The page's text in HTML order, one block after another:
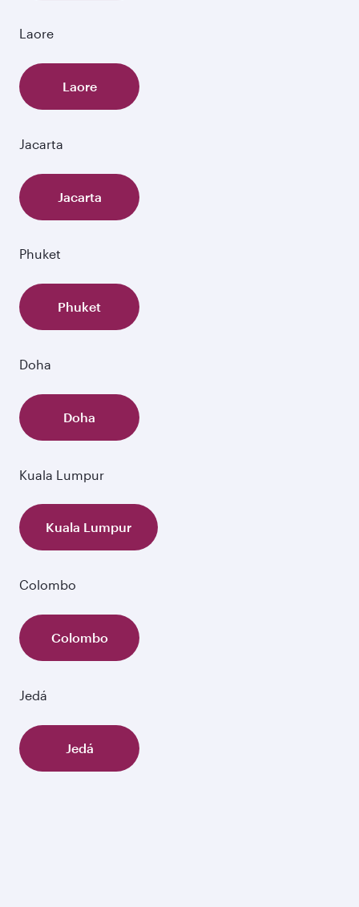
Laore
Laore
Jacarta
Jacarta
Phuket
Phuket
Doha
Doha
Kuala Lumpur
Kuala Lumpur
Colombo
Colombo
Jedá
Jedá